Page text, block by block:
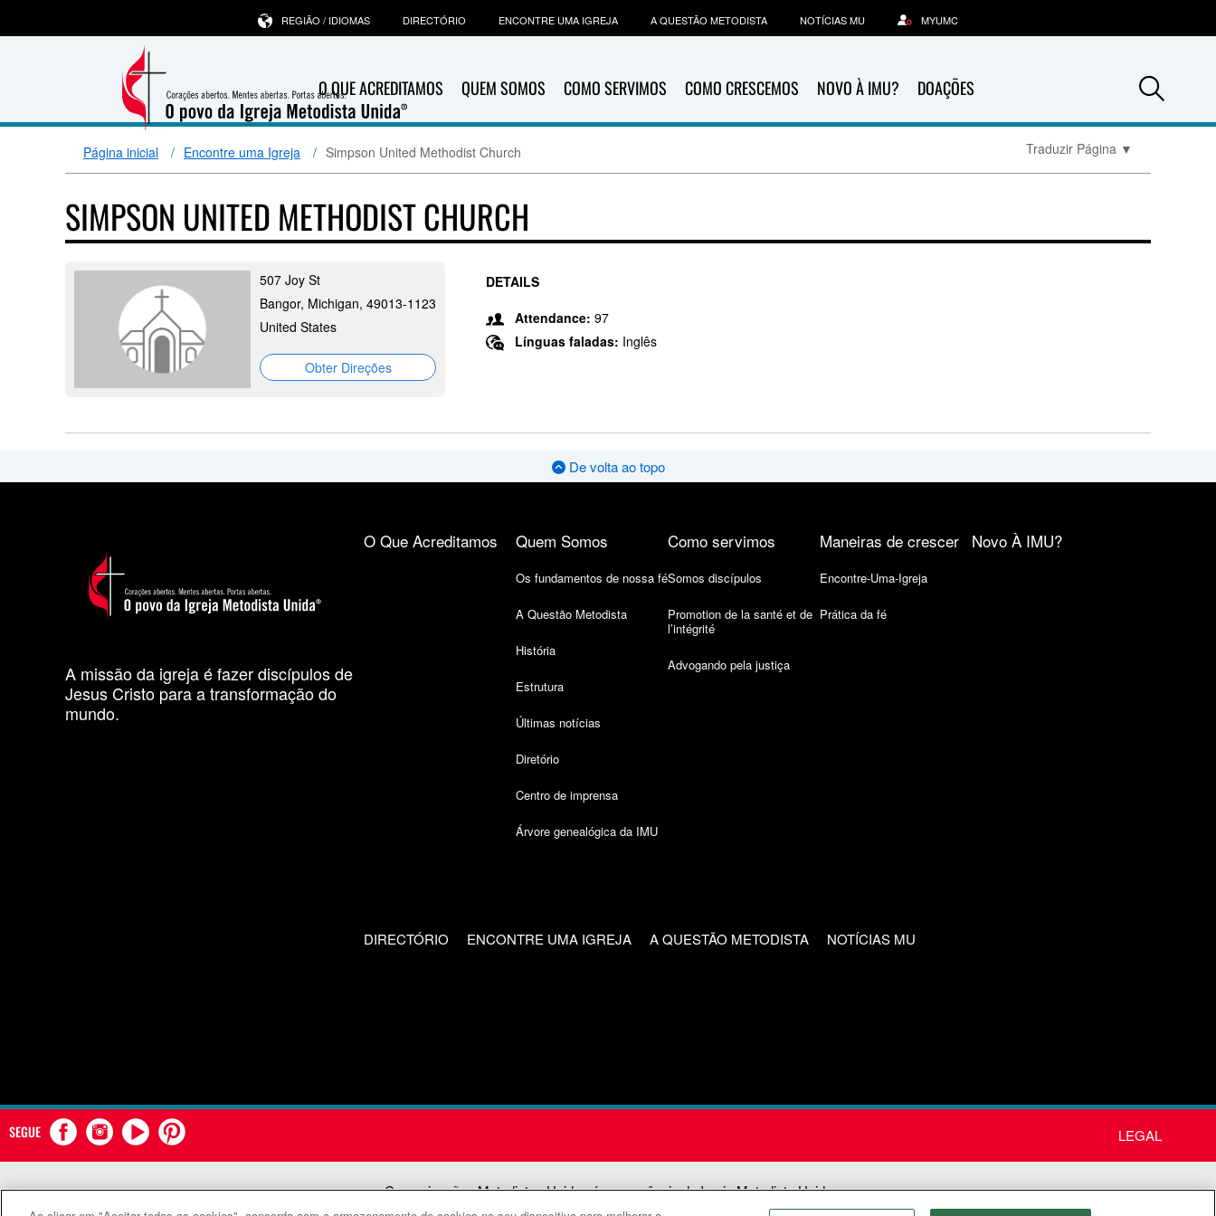
O QUE ACREDITAMOS QUEM SOMOS COMO SERVIMOS COMO CRESCEMOS NOVO À IMU? DOAÇÕES
REGIÃO / IDIOMAS DIRECTÓRIO ENCONTRE UMA IGREJA A QUESTÃO METODISTA NOTÍCIAS MU MYUMC
Página inicial Encontre uma Igreja Simpson United Methodist Church Traduzir Página ▼
SIMPSON UNITED METHODIST CHURCH
507 Joy St
Bangor, Michigan, 49013-1123
United States
Obter Direções
DETAILS
Attendance: 97
Línguas faladas: Inglês
De volta ao topo
A missão da igreja é fazer discípulos de
Jesus Cristo para a transformação do
mundo.
O Que Acreditamos Quem Somos
Os fundamentos de nossa fé
A Questão Metodista
História
Estrutura
Últimas notícias
Diretório
Centro de imprensa
Árvore genealógica da IMU
Como servimos
Somos discípulos
Promotion de la santé et de
l’intégrité
Advogando pela justiça
Maneiras de crescer
Encontre-Uma-Igreja
Prática da fé
Novo À IMU?
DIRECTÓRIO ENCONTRE UMA IGREJA A QUESTÃO METODISTA NOTÍCIAS MU
SEGUE LEGAL
Comunicações Metodistas Unidas é uma agência da Igreja Metodista Unida